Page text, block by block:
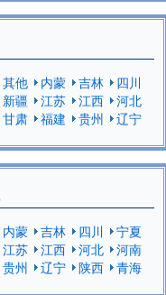
其他 内蒙 吉林
四川
新疆 江苏 江西
河北
甘肃 福建 贵州
辽宁
内蒙 吉林 四川
宁夏
江苏 江西 河北
河南
贵州 辽宁 陕西
青海